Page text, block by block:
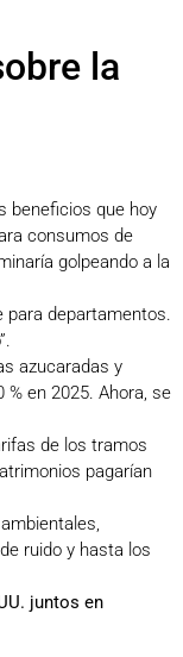
la
beneficios que hoy
consumos de
golpeando a la
para departamentos.
azucaradas y
en 2025. Ahora, se
de los tramos
pagarían
ruido y hasta los
juntos en